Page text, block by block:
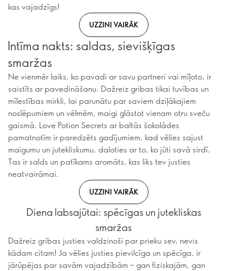
kas vajadzīgs!
UZZINI VAIRĀK
Intīma nakts: saldas, sievišķīgas
smaržas
Ne vienmēr laiks, ko pavadi ar savu partneri vai mīļoto, ir
saistīts ar pavedināšanu. Dažreiz gribas tikai tuvības un
mīlestības mirkli, lai parunātu par saviem dziļākajiem
noslēpumiem un vēlmēm, maigi glāstot vienam otru sveču
gaismā. Love Potion Secrets ar baltās šokolādes
pamatnotīm ir paredzēts gadījumiem, kad vēlies sajust
maigumu un jutekliskumu, daloties ar to, ko jūti savā sirdī.
Tas ir salds un patīkams aromāts, kas liks tev justies
neatvairāmai.
UZZINI VAIRĀK
Diena labsajūtai: spēcīgas un jutekliskas
smaržas
Dažreiz gribas justies valdzinoši par prieku sev, nevis
kādam citam! Ja vēlies justies pievilcīga un spēcīga, ir
jārūpējas par savām vajadzībām – gan fiziskajām, gan